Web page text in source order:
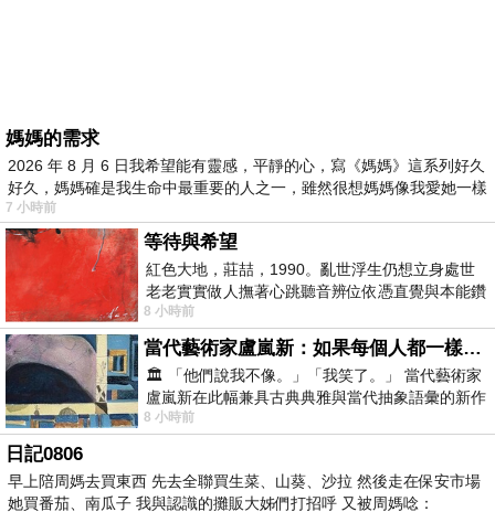
媽媽的需求
2026 年 8 月 6 日我希望能有靈感，平靜的心，寫《媽媽》這系列好久
好久，媽媽確是我生命中最重要的人之一，雖然很想媽媽像我愛她一樣
7 小時前
等待與希望
紅色大地，莊喆，1990。亂世浮生仍想立身處世
老老實實做人撫著心跳聽音辨位依憑直覺與本能鑽
向裂隙的亮處探索另一個心聲另一個共鳴的
8 小時前
當代藝術家盧嵐新：如果每個人都一樣，這世界該有多無聊？
🏛️ 「他們說我不像。」「我笑了。」 當代藝術家
盧嵐新在此幅兼具古典典雅與當代抽象語彙的新作
中，以沈靜的藍色空間為背景，描繪了
8 小時前
日記0806
早上陪周媽去買東西 先去全聯買生菜、山葵、沙拉 然後走在保安市場
她買番茄、南瓜子 我與認識的攤販大姊們打招呼 又被周媽唸：